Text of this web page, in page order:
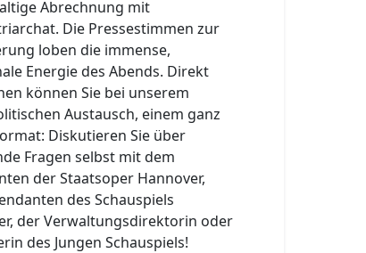
Abrechnung mit
Die Pressestimmen zur
loben die immense,
Energie des Abends. Direkt
können Sie bei unserem
Austausch, einem ganz
Diskutieren Sie über
Fragen selbst mit dem
der Staatsoper Hannover,
des Schauspiels
der Verwaltungsdirektorin oder
des Jungen Schauspiels!